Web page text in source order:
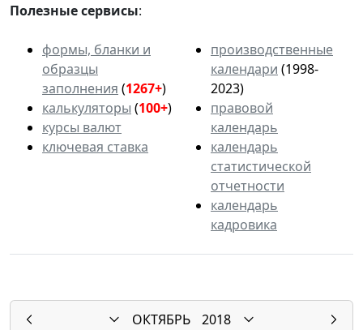
Полезные сервисы:
формы, бланки и
образцы
заполнения (1267+)
калькуляторы (100+)
курсы валют
ключевая ставка
производственные
календари (1998-
2023)
правовой
календарь
календарь
статистической
отчетности
календарь
кадровика
ОКТЯБРЬ
2018